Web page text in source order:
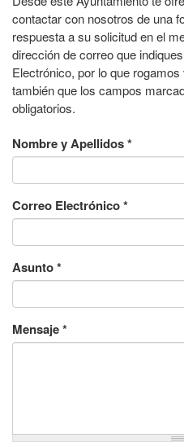
contactar con nosotros de una
respuesta a su solicitud en el
dirección de correo que
Electrónico, por lo que
también que los campos
obligatorios.
Nombre y Apellidos*
Correo Electrónico*
Asunto*
Mensaje*